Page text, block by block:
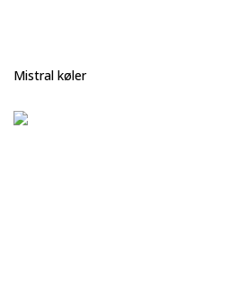
Mistral køler